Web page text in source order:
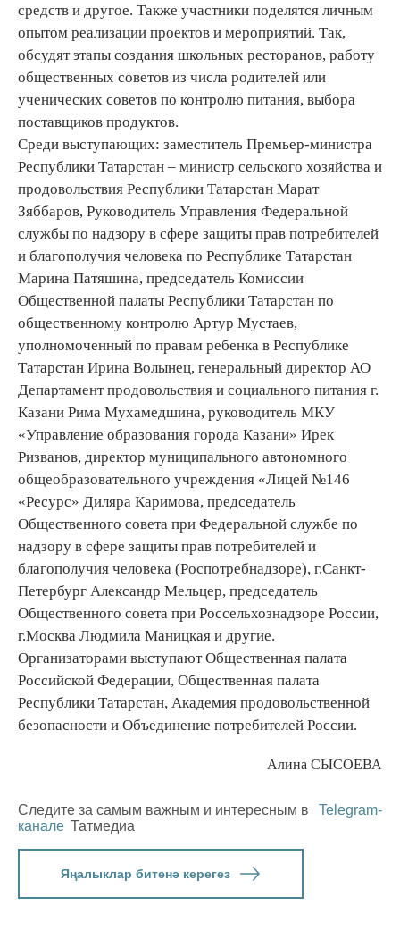
средств и другое. Также участники поделятся личным
опытом реализации проектов и мероприятий. Так,
обсудят этапы создания школьных ресторанов, работу
общественных советов из числа родителей или
ученических советов по контролю питания, выбора
поставщиков продуктов.
Среди выступающих: заместитель Премьер-министра
Республики Татарстан – министр сельского хозяйства и
продовольствия Республики Татарстан Марат
Зяббаров, Руководитель Управления Федеральной
службы по надзору в сфере защиты прав потребителей
и благополучия человека по Республике Татарстан
Марина Патяшина, председатель Комиссии
Общественной палаты Республики Татарстан по
общественному контролю Артур Мустаев,
уполномоченный по правам ребенка в Республике
Татарстан Ирина Волынец, генеральный директор АО
Департамент продовольствия и социального питания г.
Казани Рима Мухамедшина, руководитель МКУ
«Управление образования города Казани» Ирек
Ризванов, директор муниципального автономного
общеобразовательного учреждения «Лицей №146
«Ресурс» Диляра Каримова, председатель
Общественного совета при Федеральной службе по
надзору в сфере защиты прав потребителей и
благополучия человека (Роспотребнадзоре), г.Санкт-
Петербург Александр Мельцер, председатель
Общественного совета при Россельхознадзоре России,
г.Москва Людмила Маницкая и другие.
Организаторами выступают Общественная палата
Российской Федерации, Общественная палата
Республики Татарстан, Академия продовольственной
безопасности и Объединение потребителей России.
Алина СЫСОЕВА
Следите за самым важным и интересным в
Telegram-
канале Татмедиа
Яңалыклар битенә керегез